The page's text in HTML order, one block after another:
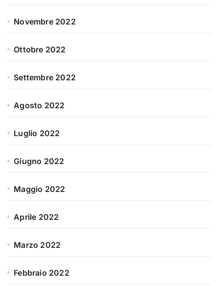
Novembre 2022
Ottobre 2022
Settembre 2022
Agosto 2022
Luglio 2022
Giugno 2022
Maggio 2022
Aprile 2022
Marzo 2022
Febbraio 2022